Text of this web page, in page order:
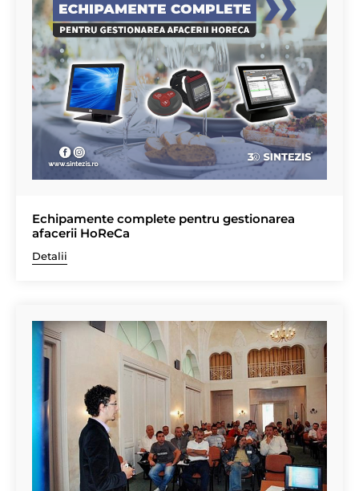
Echipamente complete pentru gestionarea
afacerii HoReCa
Detalii